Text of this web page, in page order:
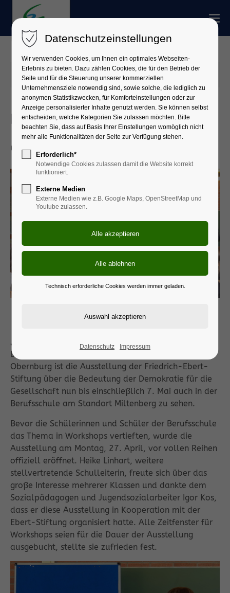
27.04.2026 16:03
Demokratie-Ausstellung an
der Berufsschule eröffnet
Freiheit“, sagte die weitere Stellvertreterin des Landrats,
Monika Wolf-Pleßmann. Foto: Winfried Zang
„Demokratie stärken – Rechtsextremismus
bekämpfen“: Nach einer Station in der Berufsschule
Obernburg ist die Ausstellung der Friedrich-Ebert-
Stiftung über die Bedeutung der Demokratie für die
Gesellschaft nun bis einschließlich 7. Mai auch in der
Berufsschule am Standort Miltenberg zu sehen.
Bevor die Schülerinnen und Schüler der Berufsschule
das Thema in Workshops vertieften, wurde die
Ausstellung am Montag, 27. April, vor vollen Reihen
offiziell eröffnet. Heike Linhart, weitere
stellvertretende Schulleiterin, freute sich über das
große Interesse mehrerer Klassen und dankte dem
Sozialpädagogen und Jugendsozialarbeiter Igor Kos,
dass er diese Ausstellung in Kooperation mit der
Ebert-Stiftung organisiert hatte. Alle Zeitfenster für
Workshops seien für die Dauer der Ausstellung
ausgebucht, stellte sie zufrieden fest.
Datenschutzeinstellungen
Wir verwenden Cookies, um Ihnen ein optimales Webseiten-
Erlebnis zu bieten. Dazu zählen Cookies, die für den Betrieb der
Seite und für die Steuerung unserer kommerziellen
Unternehmensziele notwendig sind, sowie solche, die lediglich zu
anonymen Statistikzwecken, für Komforteinstellungen oder zur
Anzeige personalisierter Inhalte genutzt werden. Sie können selbst
entscheiden, welche Kategorien Sie zulassen möchten. Bitte
beachten Sie, dass auf Basis Ihrer Einstellungen womöglich nicht
mehr alle Funktionalitäten der Seite zur Verfügung stehen.
Erforderlich*
Notwendige Cookies zulassen damit die Website korrekt
funktioniert.
Externe Medien
Externe Medien wie z.B. Google Maps, OpenStreetMap und
Youtube zulassen.
Technisch erforderliche Cookies werden immer geladen.
Datenschutz Impressum